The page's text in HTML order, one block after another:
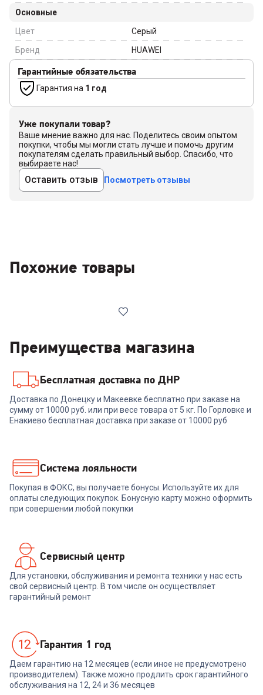
Основные
Цвет
Серый
Бренд
HUAWEI
Гарантийные обязательства
Гарантия на 1 год
Уже покупали товар?
Ваше мнение важно для нас. Поделитесь своим опытом
покупки, чтобы мы могли стать лучше и помочь другим
покупателям сделать правильный выбор. Спасибо, что
выбираете нас!
Оставить отзыв Посмотреть отзывы
Похожие товары
Ноутбук ACER Acer Aspire
Lite AL16-54P-39U1
46 999₽
В корзину
Преимущества магазина
Бесплатная доставка по ДНР
Доставка по Донецку и Макеевке бесплатно при заказе на
сумму от 10000 руб. или при весе товара от 5 кг. По Горловке и
Енакиево бесплатная доставка при заказе от 10000 руб
Система лояльности
Покупая в ФОКС, вы получаете бонусы. Используйте их для
оплаты следующих покупок. Бонусную карту можно оформить
при совершении любой покупки
Сервисный центр
Для установки, обслуживания и ремонта техники у нас есть
свой сервисный центр. В том числе он осуществляет
гарантийный ремонт
Гарантия 1 год
Даем гарантию на 12 месяцев (если иное не предусмотрено
производителем). Также можно продлить срок гарантийного
обслуживания на 12, 24 и 36 месяцев